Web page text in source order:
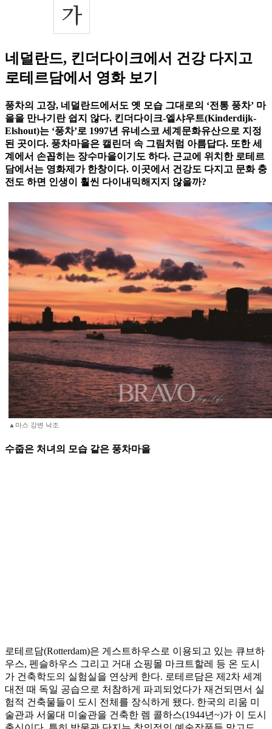
네덜란드, 킨더다이크에서 건강 다지고
로테르담에서 영화 보기
풍차의 고장, 네덜란드에서도 옛 모습 그대로의 ‘전통 풍차’ 마
을을 만나기란 쉽지 않다. 킨더다이크-엘샤우트(Kinderdijk-
Elshout)는 ‘풍차’로 1997년 유네스코 세계문화유산으로 지정
된 곳이다. 풍차마을은 캘린더 속 그림처럼 아름답다. 또한 세
계에서 손꼽히는 장수마을이기도 하다. 근교에 위치한 로테르
담에서는 영화제가 한창이다. 이곳에서 건강도 다지고 문화 충
전도 하면 인생이 훨씬 다이내믹해지지 않을까?
▲마스 강변 낙조
수줍은 처녀의 모습 같은 풍차마을
로테르담(Rotterdam)은 게스트하우스로 이용되고 있는 큐브하
우스, 펜슬하우스 그리고 거대 쇼핑몰 마크트할레 등 온 도시
가 건축학도의 실험실을 연상케 한다. 로테르담은 제2차 세계
대전 때 독일 공습으로 처참하게 파괴되었다가 재건되면서 실
험적 건축물들이 도시 전체를 장식하게 됐다. 한국의 리움 미
술관과 서울대 미술관을 건축한 렘 콜하스(1944년~)가 이 도시